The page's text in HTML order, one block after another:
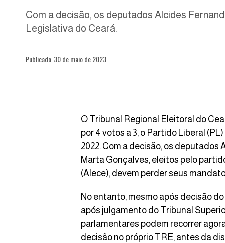
Com a decisão, os deputados Alcides
Legislativa do Ceará.
Publicado 30 de maio de 2023
O Tribunal Regional Eleitoral do
por 4 votos a 3, o Partido Liberal
2022. Com a decisão, os deputados
Marta Gonçalves, eleitos pelo
(Alece), devem perder seus
No entanto, mesmo após decisão
após julgamento do Tribunal
parlamentares podem recorrer
decisão no próprio TRE, antes da